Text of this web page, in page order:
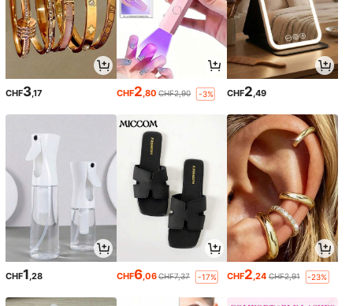
CHF3,17 CHF2,80 CHF2,90 -3% CHF2,49
CHF1,28 CHF6,06CHF7,37 -17% CHF2,24 CHF2,91 -23%